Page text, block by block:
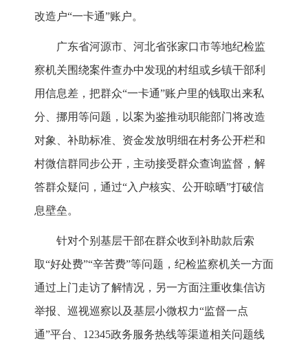
改造户“一卡通”账户。
广东省河源市、河北省张家口市等地纪检监
察机关围绕案件查办中发现的村组或乡镇干部利
用信息差，把群众“一卡通”账户里的钱取出来私
分、挪用等问题，以案为鉴推动职能部门将改造
对象、补助标准、资金发放明细在村务公开栏和
村微信群同步公开，主动接受群众查询监督，解
答群众疑问，通过“入户核实、公开晾晒”打破信
息壁垒。
针对个别基层干部在群众收到补助款后索
取“好处费”“辛苦费”等问题，纪检监察机关一方面
通过上门走访了解情况，另一方面注重收集信访
举报、巡视巡察以及基层小微权力“监督一点
通”平台、12345政务服务热线等渠道相关问题线